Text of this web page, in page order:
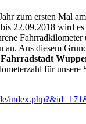
zum ersten Mal am
22.09.2018 wird
an. Aus diesem
Fahrradstadt
für unsere
i